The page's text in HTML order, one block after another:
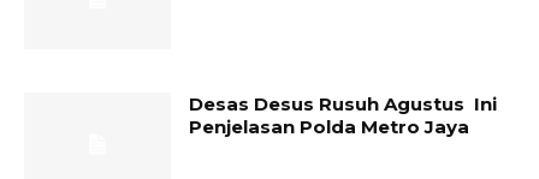
Desas Desus Rusuh Agustus Ini
Penjelasan Polda Metro Jaya